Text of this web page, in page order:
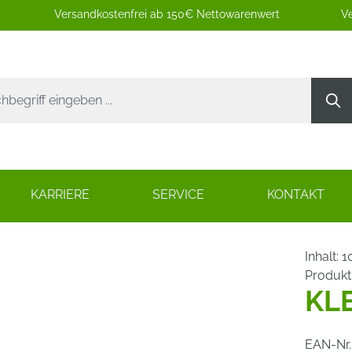
Versandkostenfrei ab 150€ Nettowarenwert
KARRIERE SERVICE KONTAKT
Inhalt:
EAN-Nr.: